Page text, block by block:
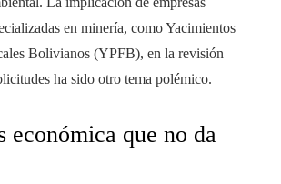
en minería, como Yacimientos
Bolivianos (YPFB), en la revisión
ha sido otro tema polémico.
económica que no da